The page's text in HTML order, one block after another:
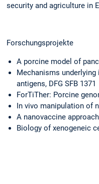
security and agriculture in
Forschungsprojekte
A porcine model of
Mechanisms
antigens, DFG SFB 1371
ForTiTher: Porcine
In vivo manipulation of
A nanovaccine
Biology of xenogeneic